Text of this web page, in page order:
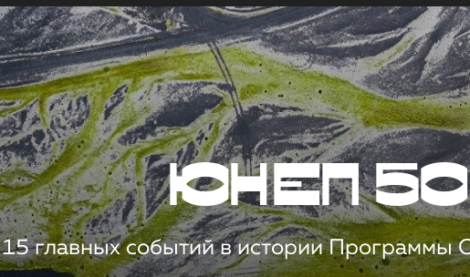
ЮНЕП 50
15 главных событий в истории